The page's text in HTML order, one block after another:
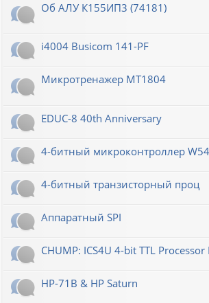
Об АЛУ К155ИП3 (74181)
i4004 Busicom 141-PF
Микротренажер МТ1804
EDUC-8 40th Anniversary
4-битный микроконтроллер
4-битный транзисторный проц
Аппаратный SPI
CHUMP: ICS4U 4-bit TTL
HP-71B & HP Saturn